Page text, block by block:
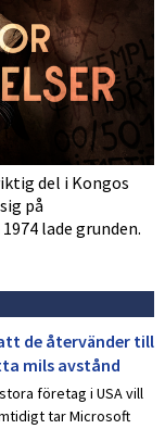
del i Kongos
på
lade grunden.
de återvänder till
mils avstånd
företag i USA vill
tar Microsoft